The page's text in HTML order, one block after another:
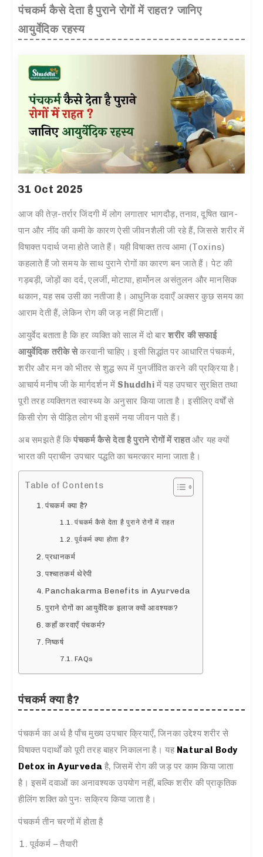
पंचकर्म कैसे देता है पुराने रोगों में राहत? जानिए
आयुर्वेदिक रहस्य
31 Oct 2025
आज की तेज़-तर्रार जिंदगी में लोग लगातार भागदौड़, तनाव, दूषित खान-
पान और नींद की कमी के कारण ऐसी जीवनशैली जी रहे हैं, जिससे शरीर में
विषाक्त पदार्थ जमा होते जाते हैं। यही विषाक्त तत्व आमा (Toxins)
कहलाते हैं जो समय के साथ पुराने रोगों का कारण बन जाते हैं। पेट की
गड़बड़ी, जोड़ों का दर्द, एलर्जी, मोटापा, हार्मोनल असंतुलन और मानसिक
थकान, यह सब उसी का नतीजा है। आधुनिक दवाएँ अक्सर कुछ समय का
आराम देती हैं, लेकिन रोग की जड़ नहीं मिटातीं।
आयुर्वेद बताता है कि हर व्यक्ति को साल में दो बारशरीर की सफाई
आयुर्वेदिक तरीके सेकरवानी चाहिए। इसी सिद्धांत पर आधारित पंचकर्म,
शरीर और मन को भीतर से शुद्ध रूप में पुनर्जीवित करने की प्रक्रिया है।
आचार्य मनीष जी के मार्गदर्शन में Shuddhi में यह उपचार सुरक्षित तथा
पूरी तरह व्यक्तिगत स्वास्थ्य के अनुसार किया जाता है। इसीलिए वर्षों से
किसी रोग से पीड़ित लोग भी इसमें नया जीवन पाते हैं।
अब समझते हैं किपंचकर्म कैसे देता है पुराने रोगों में राहतऔर यह क्यों
भारत की प्राचीन उपचार पद्धति का चमत्कार माना जाता है।
Table of Contents
पंचकर्म क्या है?
पंचकर्म कैसे देता है पुराने रोगों में राहत
पूर्वकर्म क्या होता है?
प्रधानकर्म
पश्चातकर्म थेरेपी
Panchakarma Benefits in Ayurveda
पुराने रोगों का आयुर्वेदिक इलाज क्यों आवश्यक?
कहाँ करवाएँ पंचकर्म?
निष्कर्ष
FAQs
पंचकर्म क्या है?
पंचकर्म का अर्थ है पाँच मुख्य उपचार क्रियाएँ, जिनका उद्देश्य शरीर से
विषाक्त पदार्थों को पूरी तरह बाहर निकालना है। यह Natural Body
Detox in Ayurveda है, जिसमें रोग की जड़ पर काम किया जाता
है। इसमें दवाओं का अनावश्यक उपयोग नहीं, बल्कि शरीर की प्राकृतिक
हीलिंग शक्ति को पुनः सक्रिय किया जाता है।
पंचकर्म तीन चरणों में होता है
पूर्वकर्म – तैयारी